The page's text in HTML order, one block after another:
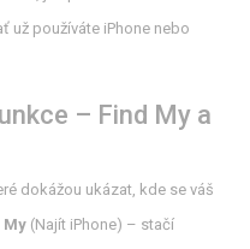
už používáte iPhone nebo
– Find My a
dokážou ukázat, kde se váš
My (Najít iPhone) – stačí